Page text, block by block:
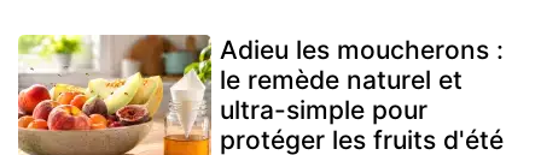
Adieu les moucherons :
le remède naturel et
ultra-simple pour
protéger les fruits d'été